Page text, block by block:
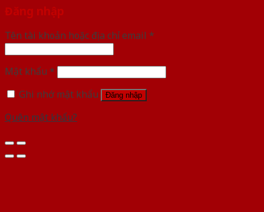
Đăng nhập
Tên tài khoản hoặc địa chỉ email *
Mật khẩu *
Ghi nhớ mật khẩu
Đăng nhập
Quên mật khẩu?